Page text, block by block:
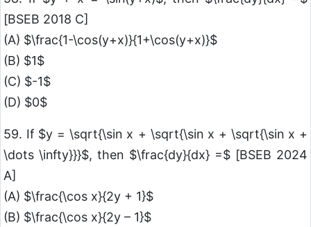
[BSEB 2018 C]
(A) $\frac{1-\cos(y+x)}{1+\cos(y+x)}$
(B) $1$
(C) $-1$
(D) $0$
59. If $y = \sqrt{\sin x + \sqrt{\sin x + \sqrt{\sin x +
\dots \infty}}}$, then $\frac{dy}{dx} =$ [BSEB 2024
A]
(A) $\frac{\cos x}{2y + 1}$
(B) $\frac{\cos x}{2y – 1}$